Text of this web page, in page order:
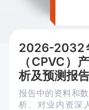
2026-2032
（CPVC）
析及预测报
报告中的资料和
析、对业内资深